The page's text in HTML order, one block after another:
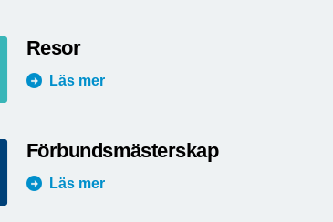
Resor
Läs mer
Förbundsmästerskap
Läs mer